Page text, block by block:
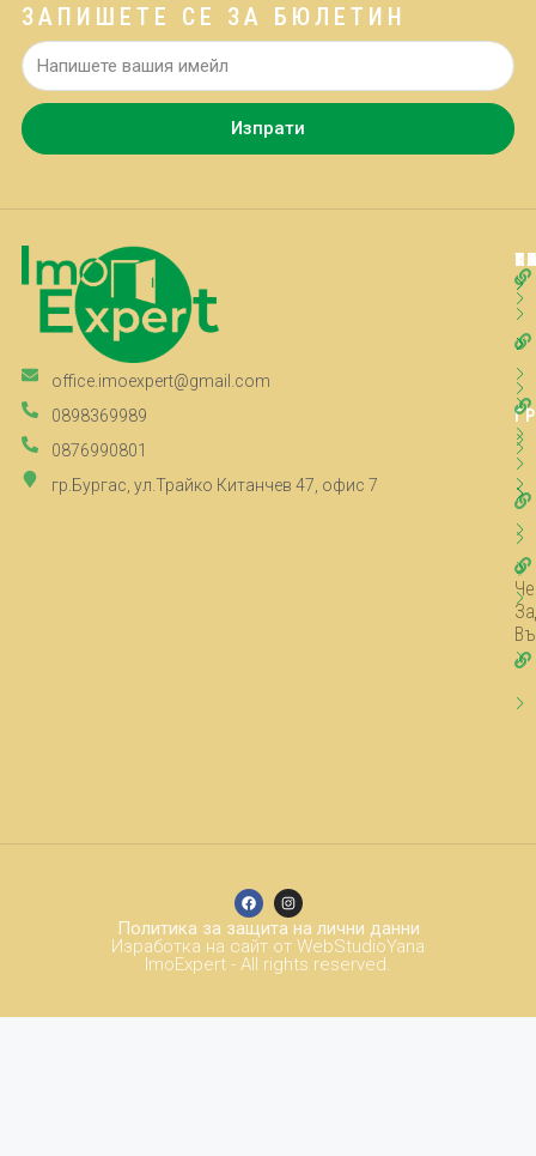
ЗАПИШЕТЕ СЕ ЗА БЮЛЕТИН
Изпрати
office.imoexpert@gmail.com
0898369989
0876990801
гр.Бургас, ул.Трайко Китанчев 47, офис 7
ImoExpert - All rights reserved.
Изработка на сайт от WebStudioYana
Политика за защита на лични данни